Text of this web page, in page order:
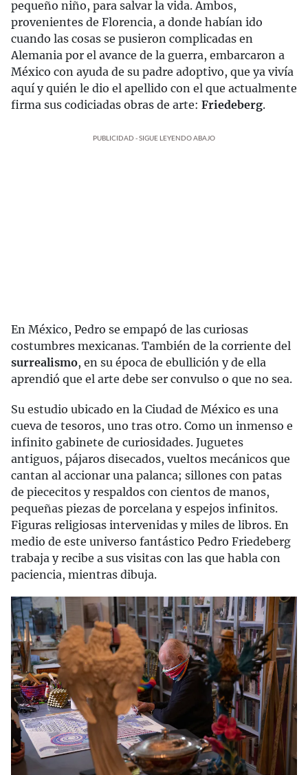
pequeño niño, para salvar la vida. Ambos,
provenientes de Florencia, a donde habían ido
cuando las cosas se pusieron complicadas en
Alemania por el avance de la guerra, embarcaron a
México con ayuda de su padre adoptivo, que ya vivía
aquí y quién le dio el apellido con el que actualmente
firma sus codiciadas obras de arte: Friedeberg.
PUBLICIDAD - SIGUE LEYENDO ABAJO
En México, Pedro se empapó de las curiosas
costumbres mexicanas. También de la corriente del
surrealismo, en su época de ebullición y de ella
aprendió que el arte debe ser convulso o que no sea.
Su estudio ubicado en la Ciudad de México es una
cueva de tesoros, uno tras otro. Como un inmenso e
infinito gabinete de curiosidades. Juguetes
antiguos, pájaros disecados, vueltos mecánicos que
cantan al accionar una palanca; sillones con patas
de piececitos y respaldos con cientos de manos,
pequeñas piezas de porcelana y espejos infinitos.
Figuras religiosas intervenidas y miles de libros. En
medio de este universo fantástico Pedro Friedeberg
trabaja y recibe a sus visitas con las que habla con
paciencia, mientras dibuja.